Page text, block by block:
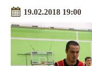
19.02.2018 19:00